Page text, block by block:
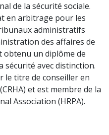
de la sécurité sociale.
en arbitrage pour les
administratifs
des affaires de
obtenu un diplôme de
sécurité avec distinction.
le titre de conseiller en
et est membre de la
Association (HRPA).